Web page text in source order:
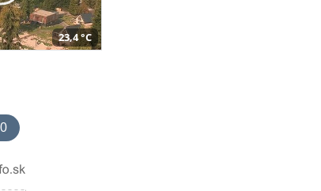
23,4 °C